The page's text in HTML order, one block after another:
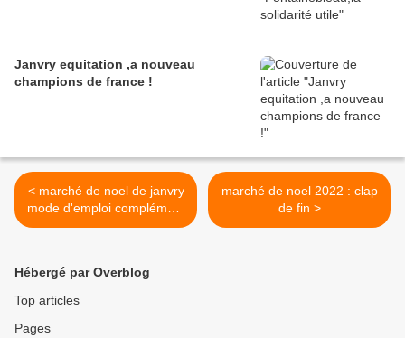
Janvry equitation ,a nouveau
champions de france !
< marché de noel de janvry
mode d'emploi complément
pour les parkings
marché de noel 2022 : clap
de fin >
Hébergé par Overblog
Top articles
Pages